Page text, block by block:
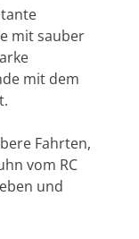
mit sauber
mit dem
Fahrten,
vom RC
und